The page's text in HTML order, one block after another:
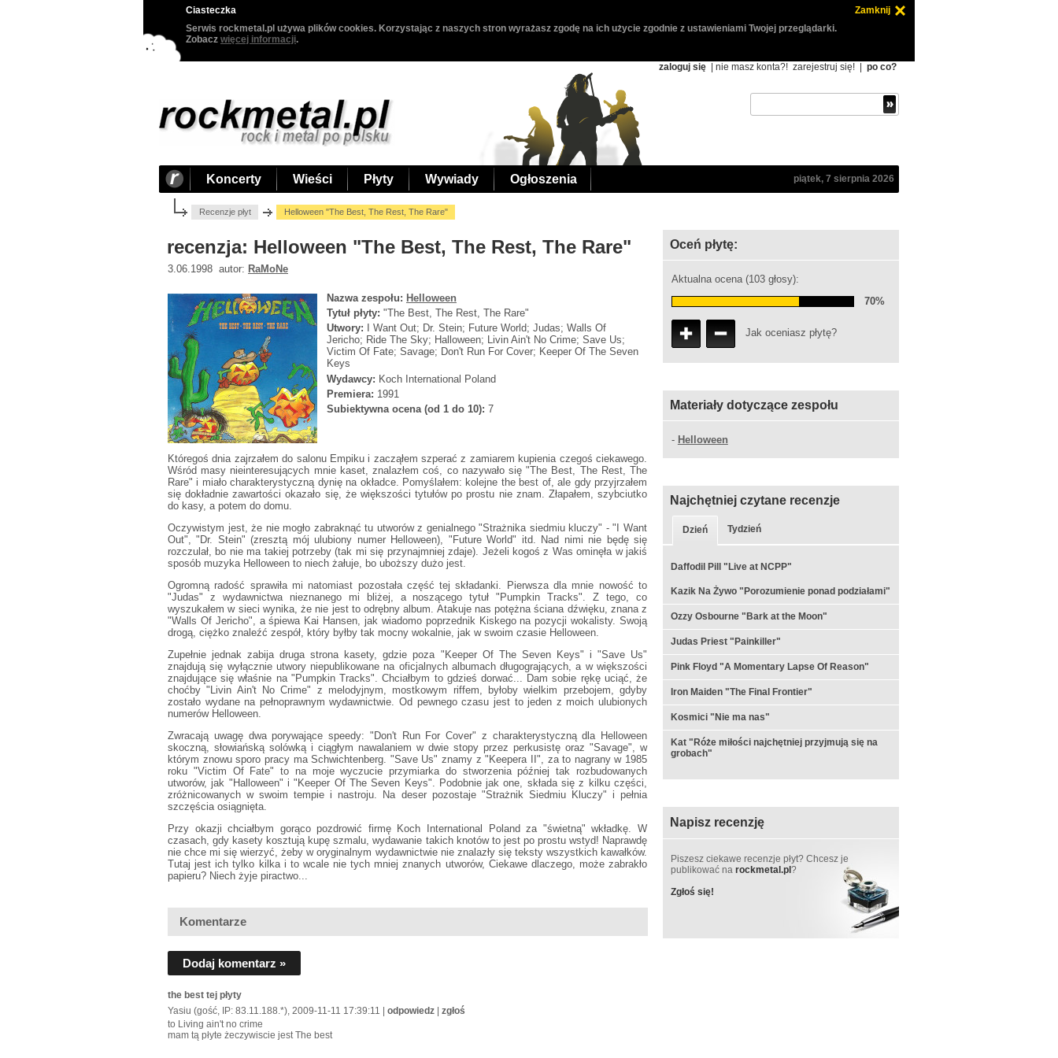
Ciasteczka
Zamknij
Serwis rockmetal.pl używa plików cookies. Korzystając z naszych stron wyrażasz zgodę na ich użycie zgodnie z ustawieniami Twojej przeglądarki.
Zobacz więcej informacji.
zaloguj się | nie masz konta?! zarejestruj się! po co?
Koncerty Wieści Płyty Wywiady Ogłoszenia piątek, 7 sierpnia 2026
Recenzje płyt Helloween "The Best, The Rest, The Rare"
recenzja: Helloween "The Best, The Rest, The Rare"
3.06.1998 autor: RaMoNe
Nazwa zespołu: Helloween
Tytuł płyty: "The Best, The Rest, The Rare"
Utwory: I Want Out; Dr. Stein; Future World; Judas; Walls Of
Jericho; Ride The Sky; Halloween; Livin Ain't No Crime; Save Us;
Victim Of Fate; Savage; Don't Run For Cover; Keeper Of The Seven
Keys
Wydawcy: Koch International Poland
Premiera: 1991
Subiektywna ocena (od 1 do 10): 7
Któregoś dnia zajrzałem do salonu Empiku i zacząłem szperać z zamiarem kupienia czegoś ciekawego.
Wśród masy nieinteresujących mnie kaset, znalazłem coś, co nazywało się "The Best, The Rest, The
Rare" i miało charakterystyczną dynię na okładce. Pomyślałem: kolejne the best of, ale gdy przyjrzałem
się dokładnie zawartości okazało się, że większości tytułów po prostu nie znam. Złapałem, szybciutko
do kasy, a potem do domu.
Oczywistym jest, że nie mogło zabraknąć tu utworów z genialnego "Strażnika siedmiu kluczy" - "I Want
Out", "Dr. Stein" (zresztą mój ulubiony numer Helloween), "Future World" itd. Nad nimi nie będę się
rozczulał, bo nie ma takiej potrzeby (tak mi się przynajmniej zdaje). Jeżeli kogoś z Was ominęła w jakiś
sposób muzyka Helloween to niech żałuje, bo uboższy dużo jest.
Ogromną radość sprawiła mi natomiast pozostała część tej składanki. Pierwsza dla mnie nowość to
"Judas" z wydawnictwa nieznanego mi bliżej, a noszącego tytuł "Pumpkin Tracks". Z tego, co
wyszukałem w sieci wynika, że nie jest to odrębny album. Atakuje nas potężna ściana dźwięku, znana z
"Walls Of Jericho", a śpiewa Kai Hansen, jak wiadomo poprzednik Kiskego na pozycji wokalisty. Swoją
drogą, ciężko znaleźć zespół, który byłby tak mocny wokalnie, jak w swoim czasie Helloween.
Zupełnie jednak zabija druga strona kasety, gdzie poza "Keeper Of The Seven Keys" i "Save Us"
znajdują się wyłącznie utwory niepublikowane na oficjalnych albumach długogrających, a w większości
znajdujące się właśnie na "Pumpkin Tracks". Chciałbym to gdzieś dorwać... Dam sobie rękę uciąć, że
choćby "Livin Ain't No Crime" z melodyjnym, mostkowym riffem, byłoby wielkim przebojem, gdyby
zostało wydane na pełnoprawnym wydawnictwie. Od pewnego czasu jest to jeden z moich ulubionych
numerów Helloween.
Zwracają uwagę dwa porywające speedy: "Don't Run For Cover" z charakterystyczną dla Helloween
skoczną, słowiańską solówką i ciągłym nawalaniem w dwie stopy przez perkusistę oraz "Savage", w
którym znowu sporo pracy ma Schwichtenberg. "Save Us" znamy z "Keepera II", za to nagrany w 1985
roku "Victim Of Fate" to na moje wyczucie przymiarka do stworzenia później tak rozbudowanych
utworów, jak "Halloween" i "Keeper Of The Seven Keys". Podobnie jak one, składa się z kilku części,
zróżnicowanych w swoim tempie i nastroju. Na deser pozostaje "Strażnik Siedmiu Kluczy" i pełnia
szczęścia osiągnięta.
Przy okazji chciałbym gorąco pozdrowić firmę Koch International Poland za "świetną" wkładkę. W
czasach, gdy kasety kosztują kupę szmalu, wydawanie takich knotów to jest po prostu wstyd! Naprawdę
nie chce mi się wierzyć, żeby w oryginalnym wydawnictwie nie znalazły się teksty wszystkich kawałków.
Tutaj jest ich tylko kilka i to wcale nie tych mniej znanych utworów, Ciekawe dlaczego, może zabrakło
papieru? Niech żyje piractwo...
Komentarze
Dodaj komentarz »
the best tej płyty
Yasiu (gość, IP: 83.11.188.*), 2009-11-11 17:39:11 | odpowiedz | zgłoś
to Living ain't no crime
mam tą płyte żeczywiscie jest The best
Oceń płytę:
Aktualna ocena (103 głosy):
70%
Jak oceniasz płytę?
Materiały dotyczące zespołu
- Helloween
Najchętniej czytane recenzje
Dzień Tydzień
Daffodil Pill "Live at NCPP"
Kazik Na Żywo "Porozumienie ponad podziałami"
Ozzy Osbourne "Bark at the Moon"
Judas Priest "Painkiller"
Pink Floyd "A Momentary Lapse Of Reason"
Iron Maiden "The Final Frontier"
Kosmici "Nie ma nas"
Kat "Róże miłości najchętniej przyjmują się na
grobach"
Napisz recenzję
Piszesz ciekawe recenzje płyt? Chcesz je
publikować na rockmetal.pl ?
Zgłoś się!